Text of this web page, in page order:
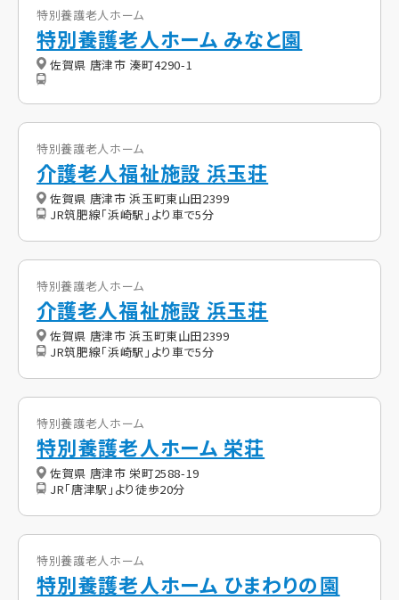
特別養護老人ホーム
特別養護老人ホーム みなと園
佐賀県 唐津市 湊町4290-1
特別養護老人ホーム
介護老人福祉施設 浜玉荘
佐賀県 唐津市 浜玉町東山田2399
JR筑肥線「浜崎駅」より車で5分
特別養護老人ホーム
介護老人福祉施設 浜玉荘
佐賀県 唐津市 浜玉町東山田2399
JR筑肥線「浜崎駅」より車で5分
特別養護老人ホーム
特別養護老人ホーム 栄荘
佐賀県 唐津市 栄町2588-19
JR「唐津駅」より徒歩20分
特別養護老人ホーム
特別養護老人ホーム ひまわりの園